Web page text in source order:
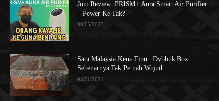
Jom Review: PRISM+ Aura Smart Air Purifier
– Power Ke Tak?
09/05/2025
Satu Malaysia Kena Tipu : Dybbuk Box
Sebenarnya Tak Pernah Wujud
03/01/2021